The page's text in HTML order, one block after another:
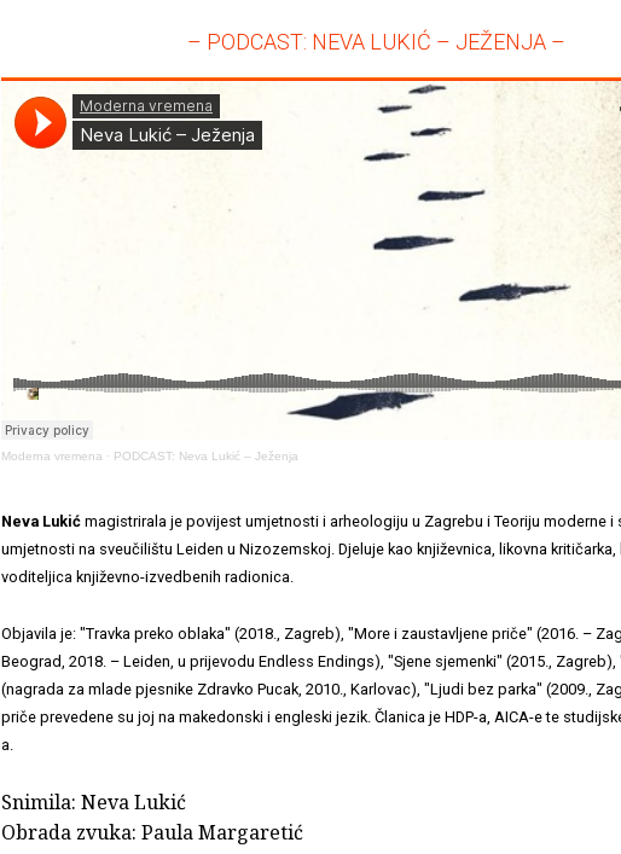
– PODCAST: NEVA LUKIĆ – JEŽENJA –
Moderna vremena · PODCAST: Neva Lukić – Ježenja
Neva Lukić magistrirala je povijest umjetnosti i arheologiju u Zagrebu i Teoriju moderne i
umjetnosti na sveučilištu Leiden u Nizozemskoj. Djeluje kao književnica, likovna
voditeljica književno-izvedbenih radionica.
Objavila je: "Travka preko oblaka" (2018., Zagreb), "More i zaustavljene priče" (2016. –
Beograd, 2018. – Leiden, u prijevodu Endless Endings), "Sjene sjemenki" (2015.,
(nagrada za mlade pjesnike Zdravko Pucak, 2010., Karlovac), "Ljudi bez parka" (2009.,
priče prevedene su joj na makedonski i engleski jezik. Članica je HDP-a, AICA-e te
a.
Snimila: Neva Lukić
Obrada zvuka: Paula Margaretić